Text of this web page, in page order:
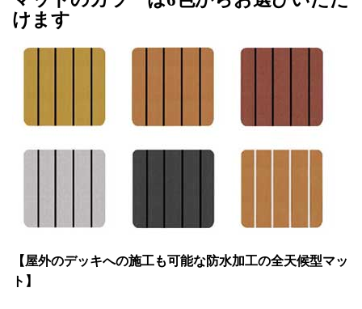
けます
【屋外のデッキへの施工も可能な防水加工の全天候型マッ
ト】